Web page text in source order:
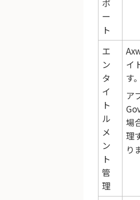
ポ
ー
ト
エ
ン
タ
イ
ト
ル
メ
ン
ト
管
理
イ
す
ア
場
理
り